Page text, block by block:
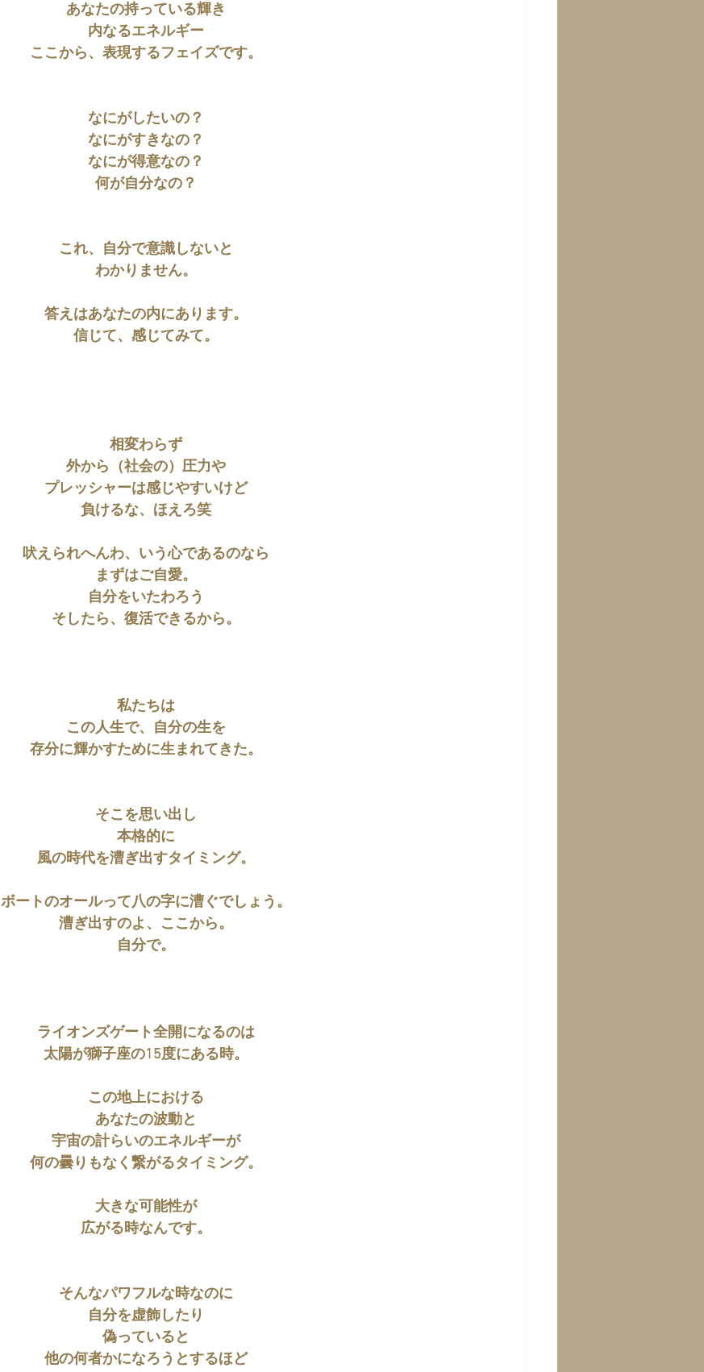
あなたの持っている輝き
内なるエネルギー
ここから、表現するフェイズです。
なにがしたいの？
なにがすきなの？
なにが得意なの？
何が自分なの？
これ、自分で意識しないと
わかりません。
答えはあなたの内にあります。
信じて、感じてみて。
相変わらず
外から（社会の）圧力や
プレッシャーは感じやすいけど
負けるな、ほえろ笑
吠えられへんわ、いう心であるのなら
まずはご自愛。
自分をいたわろう
そしたら、復活できるから。
私たちは
この人生で、自分の生を
存分に輝かすために生まれてきた。
そこを思い出し
本格的に
風の時代を漕ぎ出すタイミング。
ボートのオールって八の字に漕ぐでしょう。
漕ぎ出すのよ、ここから。
自分で。
ライオンズゲート全開になるのは
太陽が獅子座の15度にある時。
この地上における
あなたの波動と
宇宙の計らいのエネルギーが
何の曇りもなく繋がるタイミング。
大きな可能性が
広がる時なんです。
そんなパワフルな時なのに
自分を虚飾したり
偽っていると
他の何者かになろうとするほど